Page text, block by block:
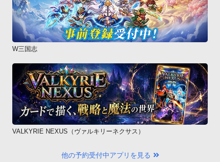
W三国志
VALKYRIE NEXUS（ヴァルキリーネクサス）
他の予約受付中アプリを見る